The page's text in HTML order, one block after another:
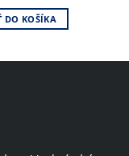
DO KOŠÍKA